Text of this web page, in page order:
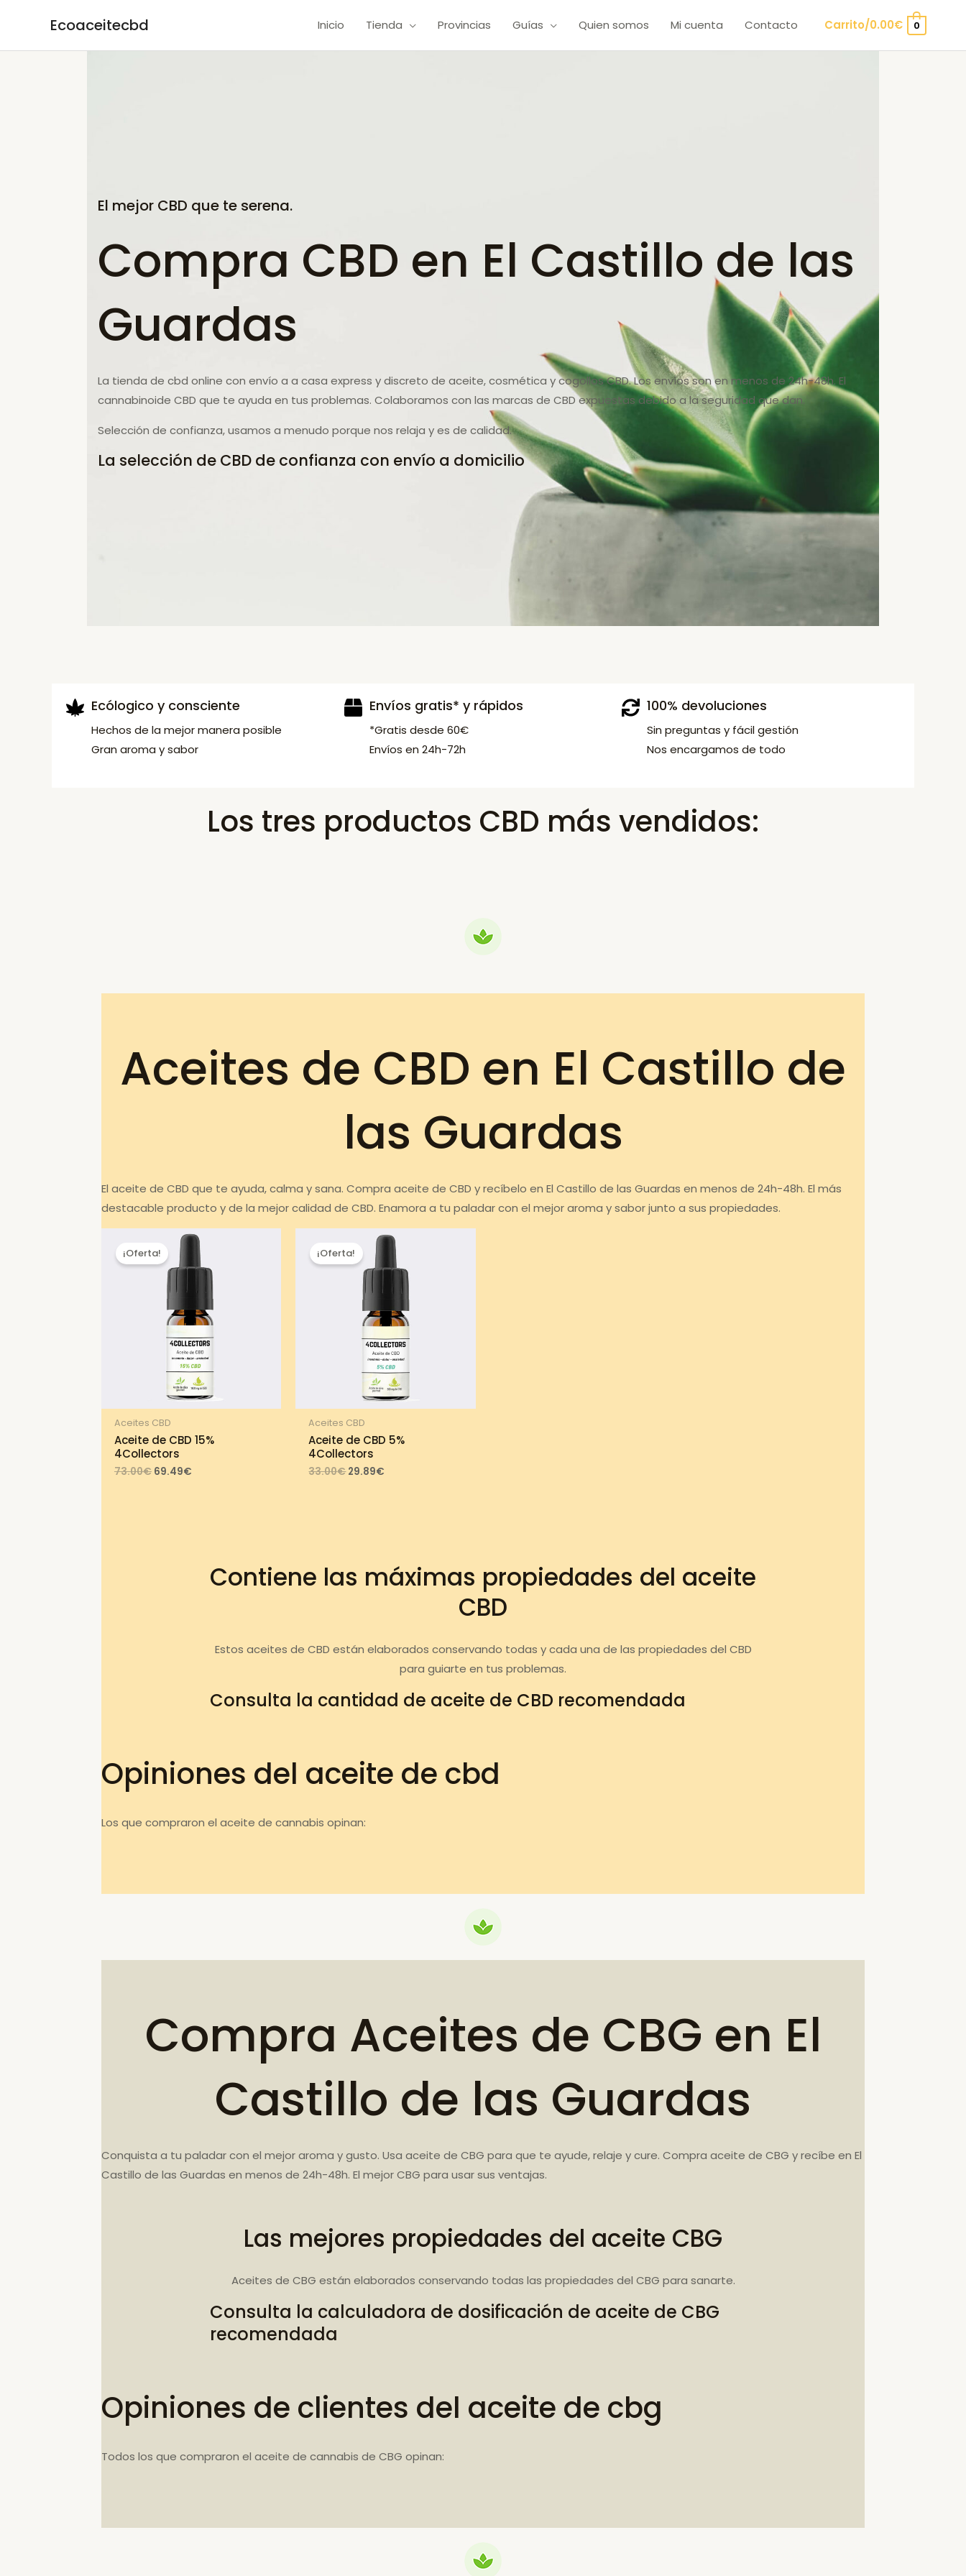
contenido
Ecoaceitecbd Inicio Tienda Provincias Guías Quien somos Mi cuenta Contacto Carrito/0.00€ 0
El mejor CBD que te serena.
Compra CBD en El Castillo de las
Guardas
La tienda de cbd online con envío a a casa express y discreto de aceite, cosmética y cogollos CBD. Los envíos son en menos de 24h-48h. El
cannabinoide CBD que te ayuda en tus problemas. Colaboramos con las marcas de CBD expuestas debido a la seguridad que dan.
Selección de confianza, usamos a menudo porque nos relaja y es de calidad.
La selección de CBD de confianza con envío a domicilio
Ecólogico y consciente
Hechos de la mejor manera posible
Gran aroma y sabor
Envíos gratis* y rápidos
*Gratis desde 60€
Envíos en 24h-72h
100% devoluciones
Sin preguntas y fácil gestión
Nos encargamos de todo
Los tres productos CBD más vendidos:
Aceites de CBD en El Castillo de
las Guardas
El aceite de CBD que te ayuda, calma y sana. Compra aceite de CBD y recíbelo en El Castillo de las Guardas en menos de 24h-48h. El más
destacable producto y de la mejor calidad de CBD. Enamora a tu paladar con el mejor aroma y sabor junto a sus propiedades.
¡Oferta!
Aceites CBD
Aceite de CBD 15%
4Collectors
73.00€ Original
69.49€Current
¡Oferta!
Aceites CBD
Aceite de CBD 5%
4Collectors
33.00€Original
29.89€
Contiene las máximas propiedades del aceite
CBD
Estos aceites de CBD están elaborados conservando todas y cada una de las propiedades del CBD
para guiarte en tus problemas.
Consulta la cantidad de aceite de CBD recomendada
Opiniones del aceite de cbd
Los que compraron el aceite de cannabis opinan:
Compra Aceites de CBG en El
Castillo de las Guardas
Conquista a tu paladar con el mejor aroma y gusto. Usa aceite de CBG para que te ayude, relaje y cure. Compra aceite de CBG y recíbe en El
Castillo de las Guardas en menos de 24h-48h. El mejor CBG para usar sus ventajas.
Las mejores propiedades del aceite CBG
Aceites de CBG están elaborados conservando todas las propiedades del CBG para sanarte.
Consulta la calculadora de dosificación de aceite de CBG
recomendada
Opiniones de clientes del aceite de cbg
Todos los que compraron el aceite de cannabis de CBG opinan: